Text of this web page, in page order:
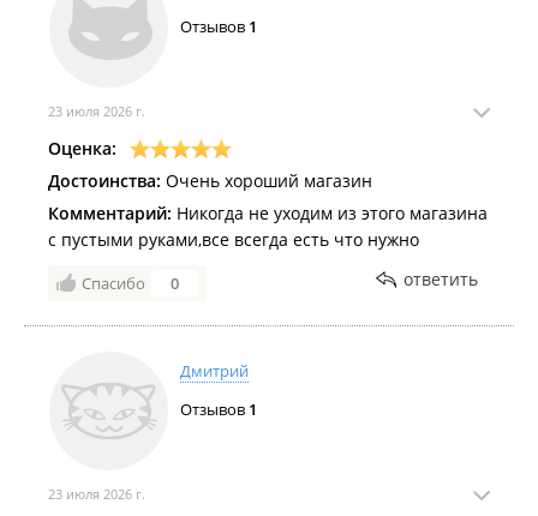
Отзывов 1
23 июля 2026 г.
Оценка:
Достоинства: Очень хороший магазин
Комментарий: Никогда не уходим из этого магазина
с пустыми руками,все всегда есть что нужно
Спасибо 0 ответить
Дмитрий
Отзывов 1
23 июля 2026 г.